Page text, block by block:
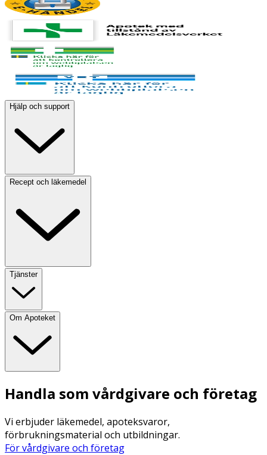
Hjälp och support
Recept och läkemedel
Tjänster
Om Apoteket
Handla som vårdgivare och företag
Vi erbjuder läkemedel, apoteksvaror,
förbrukningsmaterial och utbildningar.
För vårdgivare och företag